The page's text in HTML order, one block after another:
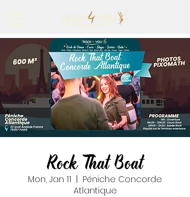
Rock That Boat
Mon, Jan 11
Péniche Concorde
Atlantique